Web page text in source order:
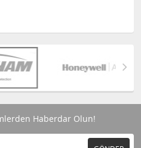
Haberdar Olun!